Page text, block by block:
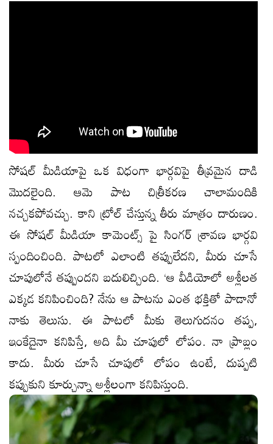
సోష‌ల్ మీడియాపై ఒక విధంగా భార్గ‌విపై తీవ్ర‌మైన దాడి
మొద‌లైంది. ఆమె పాట చిత్రీక‌ర‌ణ చాలామందికి
న‌చ్చక‌పోవ‌చ్చు. కాని ట్రోల్ చేస్తున్న తీరు మాత్రం దారుణం.
ఈ సోష‌ల్ మీడియా కామెంట్స్ పై సింగర్‌ శ్రావణ భార్గవి
స్పందించింది. పాటలో ఎలాంటి తప్పులేదని, మీరు చూసే
చూపులోనే తప్పుందని బదులిచ్చింది. ‘ఆ వీడియోలో అశ్లీలత
ఎక్కడ కనిపించింది? నేను ఆ పాటను ఎంత భక్తితో పాడానో
నాకు తెలుసు. ఈ పాటలో మీకు తెలుగుదనం త‌ప్ప‌,
ఇంకేదైనా కనిపిస్తే, అది మీ చూపులో లోపం. నా ప్రాబ్లం
కాదు. మీరు చూసే చూపులో లోపం ఉంటే, దుప్పటి
కప్పుకుని కూర్చున్నా అశ్లీలంగా కనిపిస్తుంది.